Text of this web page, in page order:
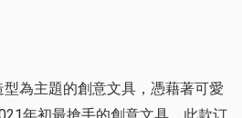
為主題的創意文具，憑藉著可愛